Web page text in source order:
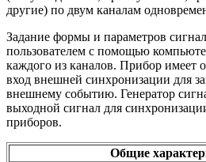
другие) по двум каналам
Задание формы и параметров
пользователем с помощью
каждого из каналов. Прибор имеет
вход внешней синхронизации для
внешнему событию. Генератор
выходной сигнал для
приборов.
Общие